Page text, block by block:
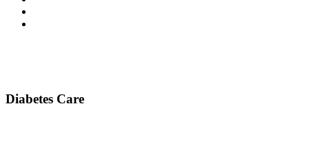
Diabetes Care